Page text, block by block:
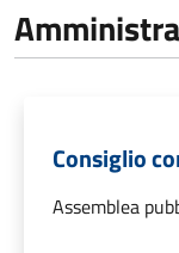
Consiglio
Assemblea